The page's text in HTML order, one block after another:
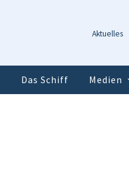
Aktuelles
Das Schiff Medien